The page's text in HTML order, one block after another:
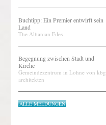
Buchtipp: Ein Premier entwirft sein
Land
The Albanian Files
Begegnung zwischen Stadt und
Kirche
Gemeindezentrum in Lohne von kbg
architekten
ALLE MELDUNGEN